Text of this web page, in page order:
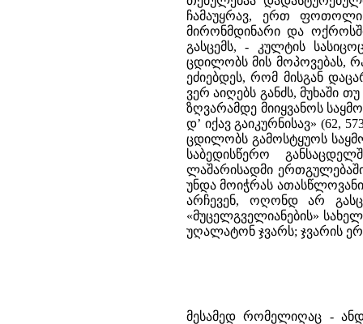
ჩამაუყრავ, ერთ ფოთოლი
მირონმდინარი და
გასცემს, - კულტის
ცდილობს მის მოპოვებას,
ეძიებდეს, რომ მისგან
ვერ აიღებს განძს, მუხაში
ზღვარამდე მიიყვანოს
დ’ იქავ გაიკურნისავ» (62,
ცდილობს გამოსტყუოს
საბედისწერო
ლაშარისადმი
უნდა მოიჭრას
არჩევენ, ოღონდ არ
«მუცელგველიანების»
უღალატონ ჯვარს; ჯვარის
მესამედ რომელიღაც -